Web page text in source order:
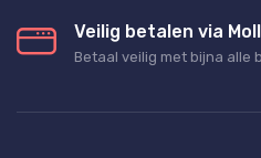
Veilig betalen via
Betaal veilig met bijna alle